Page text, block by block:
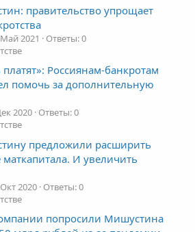
правительство упрощает
2021
Ответы: 0
платят»: Россиянам-банкротам
помочь за дополнительную
2020 Ответы: 0
предложили расширить
И увеличить
2020 Ответы: 0
попросили Мишустина